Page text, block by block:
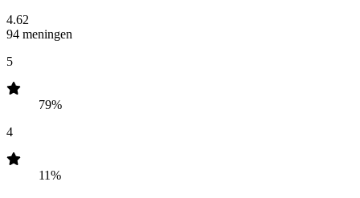
4.62
94 meningen
5
79%
4
11%